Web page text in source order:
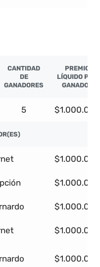
CANTIDAD
DE
GANADORES
PREMIO
LÍQUIDO POR
GANADOR
5 $1.000.000
$1.000.000
$1.000.000
$1.000.000
$1.000.000
$1.000.000